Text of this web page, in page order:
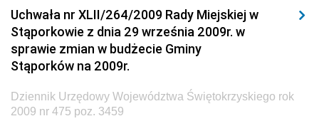
Technologii
Dziennik Urzędowy Ministra Inwestycji i Rozwoju
Dziennik Urzędowy Naczelnego Dyrektora Archiwów
Państwowych
Dziennik Urzędowy Ministra Finansów, Inwestycji i
Rozwoju
Uchwała nr XLII/264/2009 Rady Miejskiej w
Stąporkowie z dnia 29 września 2009r. w
sprawie zmian w budżecie Gminy
Stąporków na 2009r.
Dziennik Urzędowy Województwa Świętokrzyskiego rok
2009 nr 475 poz. 3459